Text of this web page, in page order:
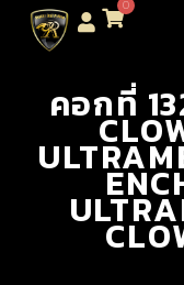
0
คอกที่